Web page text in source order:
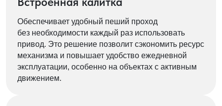
Обеспечивает удобный пеший проход
без необходимости каждый раз использовать
привод. Это решение позволит сэкономить ресурс
механизма и повышает удобство ежедневной
эксплуатации, особенно на объектах с активным
движением.